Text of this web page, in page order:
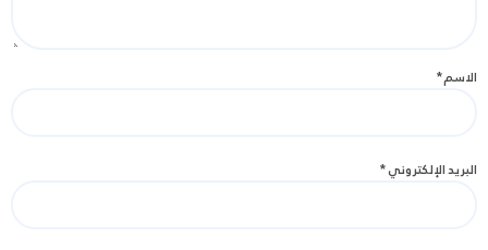
الاسم*
البريد الإلكتروني*